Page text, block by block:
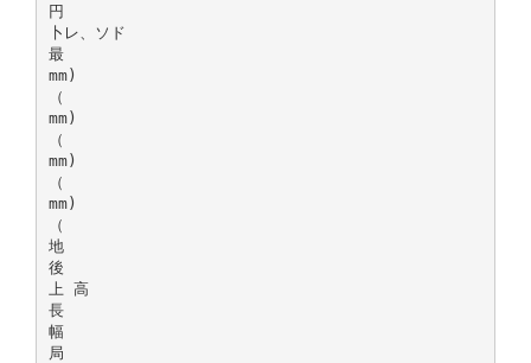
円
卜レ、ソド
最
mm)
（
mm)
（
mm)
（
mm)
（
地
後
上 高
長
幅
局